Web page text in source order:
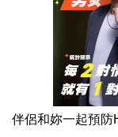
伴侶和妳一起預防